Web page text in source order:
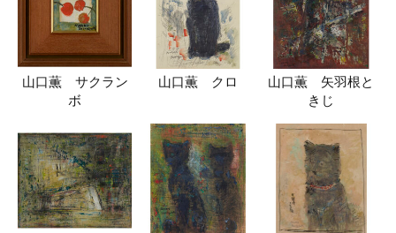
山口薫 サクラン
ボ
山口薫 クロ
山口薫 矢羽根と
きじ